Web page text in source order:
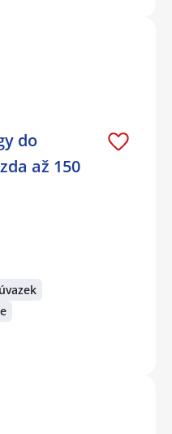
do
až 150